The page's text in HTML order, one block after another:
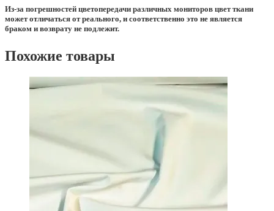
Из-за погрешностей цветопередачи различных мониторов цвет ткани
может отличаться от реального, и соответственно это не является
браком и возврату не подлежит.
Похожие товары